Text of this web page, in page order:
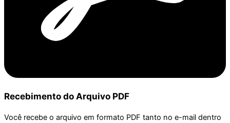
Recebimento do Arquivo PDF
Você recebe o arquivo em formato PDF tanto no e-mail dentro